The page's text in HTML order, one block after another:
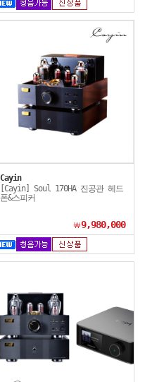
Cayin
[Cayin] Soul 170HA 진공관 헤드
폰&스피커
￦9,980,000